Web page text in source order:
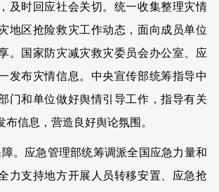
及时回应社会关切。统一收集整理灾情
地区抢险救灾工作动态，面向成员单位
。国家防灾减灾救灾委员会办公室、应
发布灾情信息。中央宣传部统筹指导中
门和单位做好舆情引导工作，指导有关
布信息，营造良好舆论氛围。
障。应急管理部统筹调派全国应急力量和
力支持地方开展人员转移安置、应急抢